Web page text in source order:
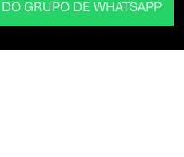
GRUPO DE WHATSAPP